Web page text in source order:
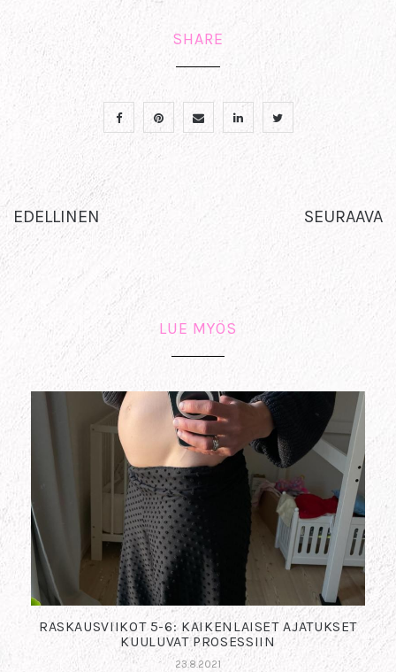
SHARE
EDELLINEN SEURAAVA
LUE MYÖS
RASKAUSVIIKOT 5-6: KAIKENLAISET AJATUKSET
KUULUVAT PROSESSIIN
23.8.2021